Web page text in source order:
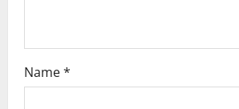
Name*